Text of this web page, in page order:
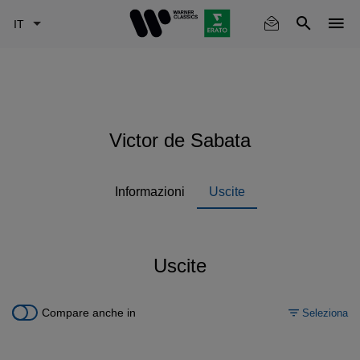
Victor de Sabata
Informazioni Uscite
Uscite
Compare anche in Seleziona